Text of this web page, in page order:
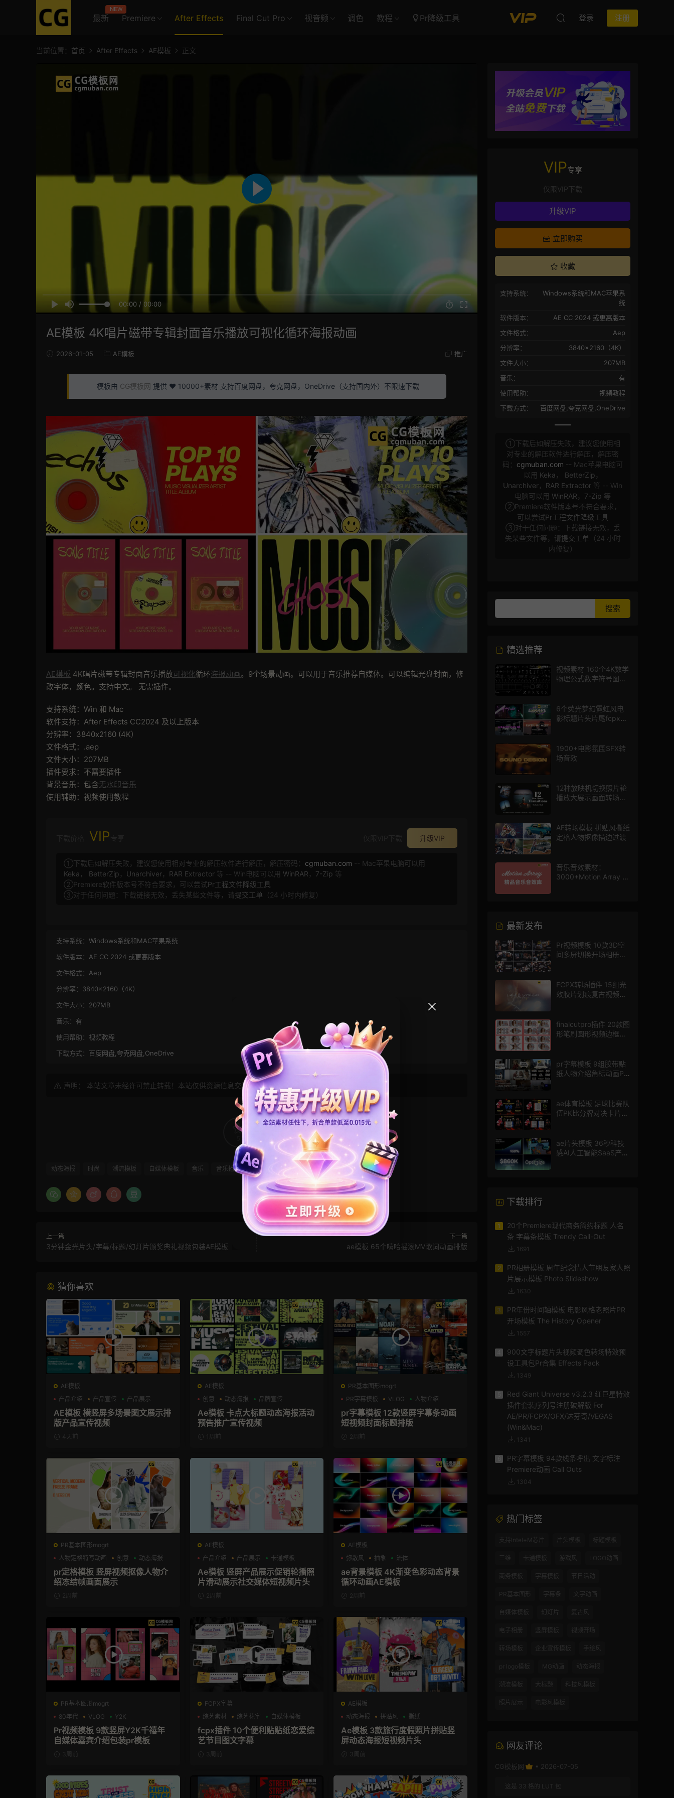
最新
NEW
Premiere After Effects Final Cut Pro 视音频 调色 教程 Pr降级工具 登录 注册
当前位置： 首页 After Effects AE模板 正文
00:00 / 00:00
AE模板 4K唱片磁带专辑封面音乐播放可视化循环海报动画
2026-01-05 AE模板 推广
模板由 CG模板网 提供 ❤️ 10000+素材 支持百度网盘，夸克网盘，OneDrive（支持国内外）不限速下载
AE模板 4K唱片磁带专辑封面音乐播放可视化循环海报动画。9个场景动画。可以用于音乐推荐自媒体。可以编辑光盘封面，修
改字体，颜色。支持中文。 无需插件。
支持系统：Win 和 Mac
软件支持：After Effects CC2024 及以上版本
分辨率：3840x2160 (4K)
文件格式：.aep
文件大小：207MB
插件要求：不需要插件
背景音乐：包含无水印音乐
使用辅助：视频使用教程
VIP 升级VIP
①下载后如解压失败，建议您使用相对专业的解压软件进行解压，解压密码： cgmuban.com -- Mac苹果电脑可以用
Keka ， BetterZip ， Unarchiver， RAR Extractor 等 -- Win电脑可以用 WinRAR ， 7-Zip 等
②Premiere软件版本号不符合要求，可以尝试Pr工程文件降级工具
③对于任何问题：下载链接无效，丢失某些文件等，请提交工单 （24 小时内修复）
支持系统： Windows系统和MAC苹果系统
软件版本： AE CC 2024 或更高版本
文件格式： Aep
分辨率： 3840×2160（4K）
文件大小： 207MB
音乐： 有
使用帮助： 视频教程
下载方式： 百度网盘,夸克网盘,OneDrive
声明： 本站文章未经许可禁止转载！本站仅供资源信息交流学习， 版权说明
动态海报 时尚 潮流模板 自媒体模板 音乐 音乐播放器 音频可视化 黑胶
上一篇
3分钟金光片头/字幕/标题/幻灯片颁奖典礼视频包装AE模板
下一篇
ae模板 65个嘻哈摇滚MV歌词动画排版
猜你喜欢
AE模板
产品介绍
产品宣传 产品展示
AE模板 横竖屏多场景图文展示排
版产品宣传视频
4天前
AE模板
创意
动态海报 品牌宣传
Ae模板 卡点大标题动态海报活动
预告推广宣传视频
1周前
PR基本图形mogrt
PR字幕模板
VLOG 人物介绍
pr字幕模板 12款竖屏字幕条动画
短视频封面标题排版
2周前
PR基本图形mogrt
人物定格特写动画
创意 动态海报
pr定格模板 竖屏视频抠像人物介
绍冻结帧画面展示
2周前
AE模板
产品介绍
产品展示 卡通模板
Ae模板 竖屏产品展示促销轮播照
片滑动展示社交媒体短视频片头
2周前
AE模板
弥散风
抽象 流体
ae背景模板 4K渐变色彩动态背景
循环动画AE模板
2周前
PR基本图形mogrt
80年代
VLOG Y2K
Pr视频模板 9款竖屏Y2K千禧年
自媒体嘉宾介绍包装pr模板
3周前
FCPX字幕
综艺素材
综艺花字 自媒体模板
fcpx插件 10个便利贴贴纸恋爱综
艺节目图文字幕
3周前
AE模板
动态海报
拼贴风 撕纸
Ae模板 3款旅行度假照片拼贴竖
屏动态海报短视频片头
3周前
VIP专享
仅限VIP下载
升级VIP
立即购买
收藏
支持系统：
Windows系统和MAC苹果系
统
软件版本：
AE CC 2024 或更高版本
文件格式：
Aep
分辨率：
3840×2160（4K）
文件大小：
207MB
音乐：
有
使用帮助：
视频教程
下载方式：
百度网盘,夸克网盘,OneDrive
①下载后如解压失败，建议您使用相
对专业的解压软件进行解压，解压密
码： cgmuban.com -- Mac苹果电脑可
以用 Keka ， BetterZip ，
Unarchiver， RAR Extractor 等 -- Win
电脑可以用 WinRAR ， 7-Zip 等
②Premiere软件版本号不符合要求，
可以尝试Pr工程文件降级工具
③对于任何问题：下载链接无效，丢
失某些文件等，请提交工单 （24 小时
内修复）
精选推荐
视频素材 160个4K数学
物理公式数字符号图标
6个荧光梦幻霓虹风电
影标题片头片尾fcpx插
1900+电影氛围SFX转
场音效
12种放映机切换照片轮
播放大展示画面转场动
AE转场模板 拼贴风撕纸
定格人物抠像描边过渡
音乐音效素材：
3000+Motion Array 影
最新发布
Pr视频模板 10款3D空
间多屏切换开场相册视
FCPX转场插件 15组光
效胶片划痕复古视频过
finalcutpro插件 20款图
形笔刷圆形视频边框遮
pr字幕模板 9组胶带贴
纸人物介绍角标动画PR
ae体育模板 足球比赛队
伍PK比分牌对决卡片球
ae片头模板 36秒科技
感AI人工智能SaaS产品
下载排行
1
20个Premiere现代商务简约标题 人名
条 字幕条模板 Trendy Call-Out
1691
2
PR相册模板 周年纪念情人节朋友家人照
片展示模板 Photo Slideshow
1630
3
PR年份时间轴模板 电影风格老照片PR
开场模板 The History Opener
1557
900文字标题片头视频调色转场特效预
设工具包Pr合集 Effects Pack
1349
Red Giant Universe v3.2.3 红巨星特效
插件套装序列号注册破解版 For
AE/PR/FCPX/OFX/达芬奇/VEGAS
(Win&Mac)
1341
PR字幕模板 94款线条呼出 文字标注
Premiere动画 Call Outs
1304
热门标签
支持Intel+M芯片 片头模板 标题模板
三维 卡通模板 游戏风 LOGO动画
商务模板 字幕模板 节日活动
PR基本图形 字幕条 文字动画
自媒体模板 幻灯片 复古风
电子相册 竖屏模板 视频开场
转场模板 企业宣传模板 手绘风
pr logo模板 MG动画 动态海报
潮流模板 大标题 科技风模板
照片展示 电影风模板
网友评论
CG模板网 • 2026-07-05
这是 33 格的 LUT 包